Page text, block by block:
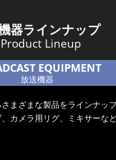
器ラインナップ
Product Lineup
EQUIPMENT
放送機器
まざまな製品をラインナッ
カメラ用リグ、ミキサーな